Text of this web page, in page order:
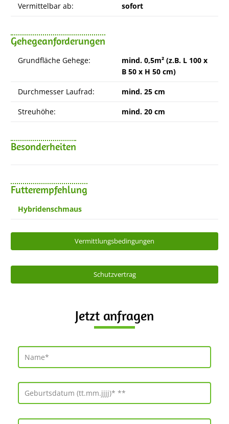
Vermittelbar ab: sofort
Gehegeanforderungen
Grundfläche Gehege:
mind. 0,5m² (z.B. L 100 x
B 50 x H 50 cm)
Durchmesser Laufrad: mind. 25 cm
Streuhöhe: mind. 20 cm
Besonderheiten
Futterempfehlung
Hybridenschmaus
Vermittlungsbedingungen
Schutzvertrag
Jetzt anfragen